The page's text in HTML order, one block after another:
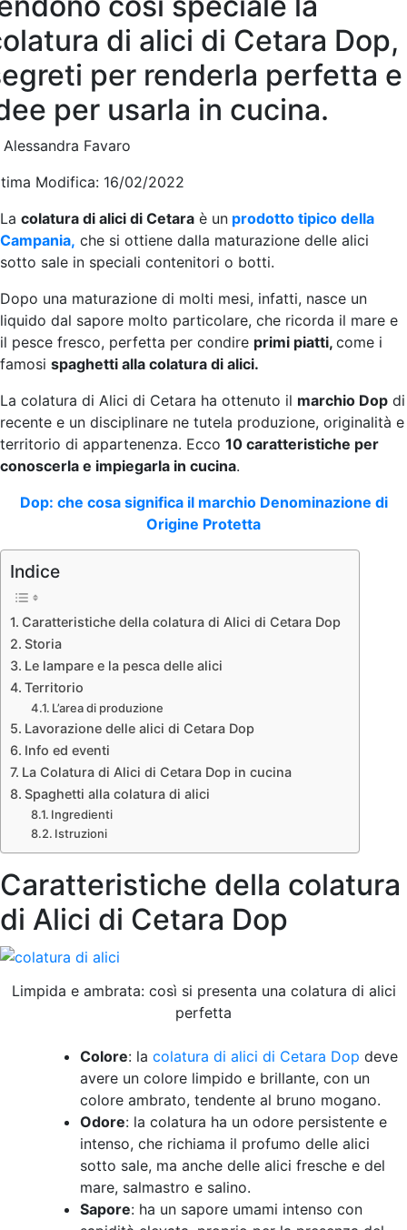
di alici di Cetara Dop,
per renderla perfetta e
per usarla in cucina.
Favaro
Modifica: 16/02/2022
La colatura di alici di Cetara è un prodotto tipico della
Campania, che si ottiene dalla maturazione delle alici
sotto sale in speciali contenitori o botti.
Dopo una maturazione di molti mesi, infatti, nasce un
liquido dal sapore molto particolare, che ricorda il mare e
il pesce fresco, perfetta per condire primi piatti, come i
famosi spaghetti alla colatura di alici.
La colatura di Alici di Cetara ha ottenuto il marchio Dop di
recente e un disciplinare ne tutela produzione, originalità e
territorio di appartenenza. Ecco 10 caratteristiche per
conoscerla e impiegarla in cucina.
Dop: che cosa significa il marchio Denominazione di
Origine Protetta
Indice
Caratteristiche della colatura di Alici di Cetara Dop
Storia
Le lampare e la pesca delle alici
Territorio
L’area di produzione
Lavorazione delle alici di Cetara Dop
Info ed eventi
La Colatura di Alici di Cetara Dop in cucina
Spaghetti alla colatura di alici
Ingredienti
Istruzioni
Caratteristiche della colatura
di Alici di Cetara Dop
Limpida e ambrata: così si presenta una colatura di alici
perfetta
Colore: la colatura di alici di Cetara Dop deve
avere un colore limpido e brillante, con un
colore ambrato, tendente al bruno mogano.
Odore: la colatura ha un odore persistente e
intenso, che richiama il profumo delle alici
sotto sale, ma anche delle alici fresche e del
mare, salmastro e salino.
Sapore: ha un sapore umami intenso con